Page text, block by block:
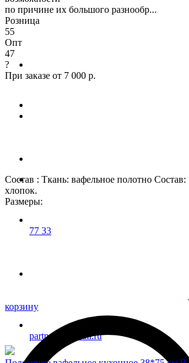
Состав : Ткань: вафельное полотно Состав:
хлопок.
Размеры:
корзину
по причине их большого разнообр...
Розница
55
Опт
47
?
При заказе от 7 000 р.
77 33
partner37@mail.ru